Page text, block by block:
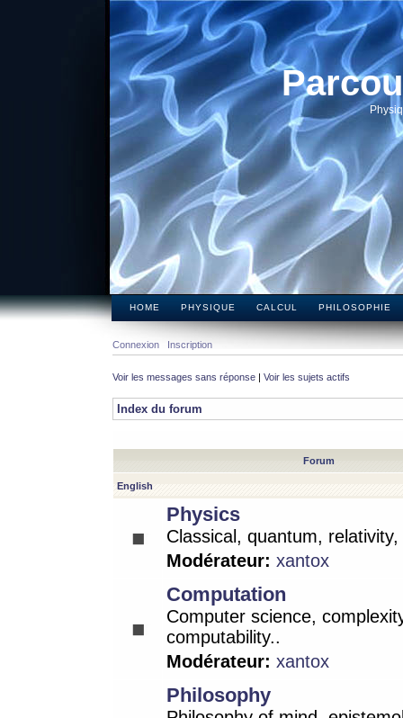
HOME PHYSIQUE CALCUL PHILOSOPHIE
Connexion Inscription
Voir les messages sans réponse | Voir les sujets actifs
Index du forum
Forum
English
Physics
Classical, quantum,
Modérateur: xantox
Computation
Computer science,
computability..
Modérateur: xantox
Philosophy